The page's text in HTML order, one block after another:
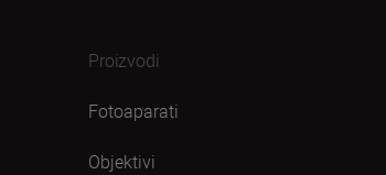
Proizvodi
Fotoaparati
Objektivi